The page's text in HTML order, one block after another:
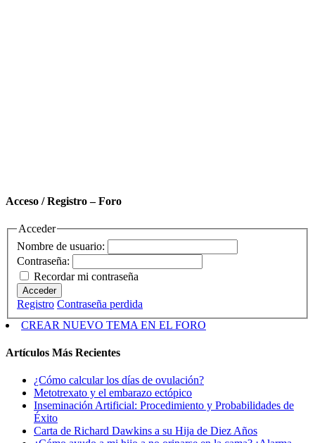
Acceso / Registro – Foro
Acceder
Nombre de usuario:
Contraseña:
Recordar mi contraseña
Acceder
Registro Contraseña perdida
CREAR NUEVO TEMA EN EL FORO
Artículos Más Recientes
¿Cómo calcular los días de ovulación?
Metotrexato y el embarazo ectópico
Inseminación Artificial: Procedimiento y Probabilidades de
Éxito
Carta de Richard Dawkins a su Hija de Diez Años